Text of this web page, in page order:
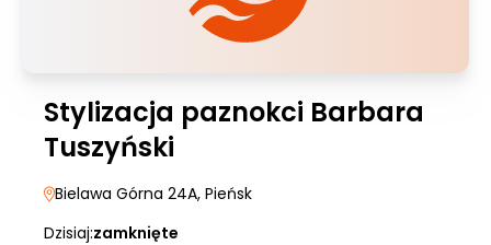
Stylizacja paznokci Barbara
Tuszyński
Bielawa Górna 24A, Pieńsk
Dzisiaj:zamknięte